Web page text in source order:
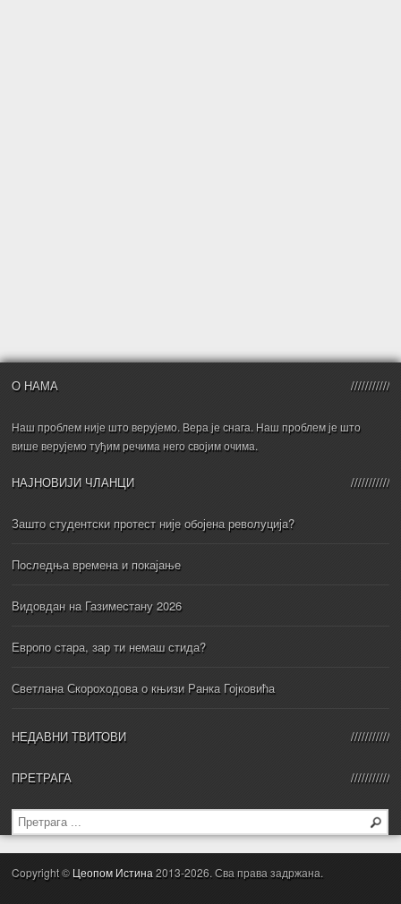
О НАМА
Наш проблем није што верујемо. Вера је снага. Наш проблем је што
више верујемо туђим речима него својим очима.
НАЈНОВИЈИ ЧЛАНЦИ
Зашто студентски протест није обојена револуција?
Последња времена и покајање
Видовдан на Газиместану 2026
Европо стара, зар ти немаш стида?
Светлана Скороходова о књизи Ранка Гојковића
НЕДАВНИ ТВИТОВИ
ПРЕТРАГА
Copyright © Цеопом Истина2013-2026. Сва права задржана.